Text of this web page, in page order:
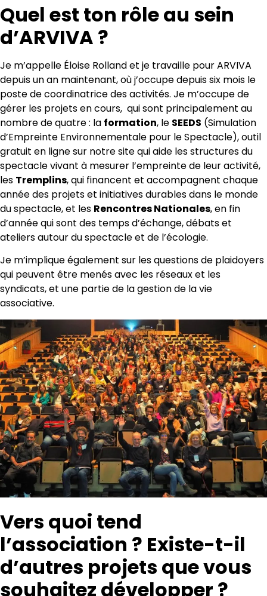
Quel est ton rôle au sein
d’ARVIVA ?
Je m’appelle Éloise Rolland et je travaille pour ARVIVA
depuis un an maintenant, où j’occupe depuis six mois le
poste de coordinatrice des activités. Je m’occupe de
gérer les projets en cours, qui sont principalement au
nombre de quatre : la formation, le SEEDS (Simulation
d’Empreinte Environnementale pour le Spectacle), outil
gratuit en ligne sur notre site qui aide les structures du
spectacle vivant à mesurer l’empreinte de leur activité,
les Tremplins, qui financent et accompagnent chaque
année des projets et initiatives durables dans le monde
du spectacle, et les Rencontres Nationales, en fin
d’année qui sont des temps d’échange, débats et
ateliers autour du spectacle et de l’écologie.
Je m’implique également sur les questions de plaidoyers
qui peuvent être menés avec les réseaux et les
syndicats, et une partie de la gestion de la vie
associative.
Vers quoi tend
l’association ? Existe-t-il
d’autres projets que vous
souhaitez développer ?